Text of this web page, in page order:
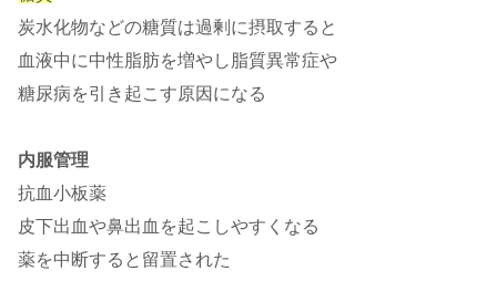
炭水化物などの糖質は過剰に摂取すると
血液中に中性脂肪を増やし脂質異常症や
糖尿病を引き起こす原因になる
内服管理
抗血小板薬
皮下出血や鼻出血を起こしやすくなる
薬を中断すると留置された